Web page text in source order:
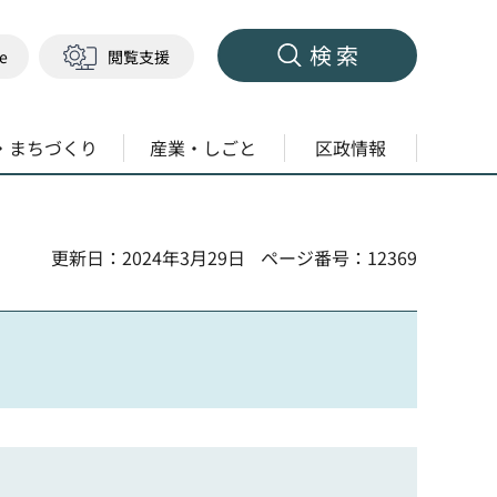
閲覧支援 検索
まちづくり 産業・しごと 区政情報
更新日：2024年3月29日
ページ番号：12369